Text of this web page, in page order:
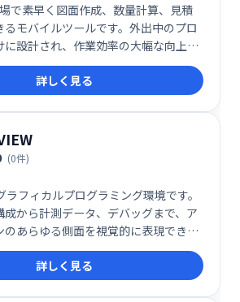
で素早く図面作成、数量計算、見積
るモバイルツールです。外出中のプロ
に設計され、作業効率の大幅な向上を
詳しく見る
(0件)
ラフィカルプログラミング環境です。
成から計測データ、デバッグまで、ア
のあらゆる側面を視覚的に表現できま
ハードウェアの統合、複雑なロジック
析アルゴリズムの開発、カスタムUI
ます。直感的な操作で、効率的な開発
詳しく見る